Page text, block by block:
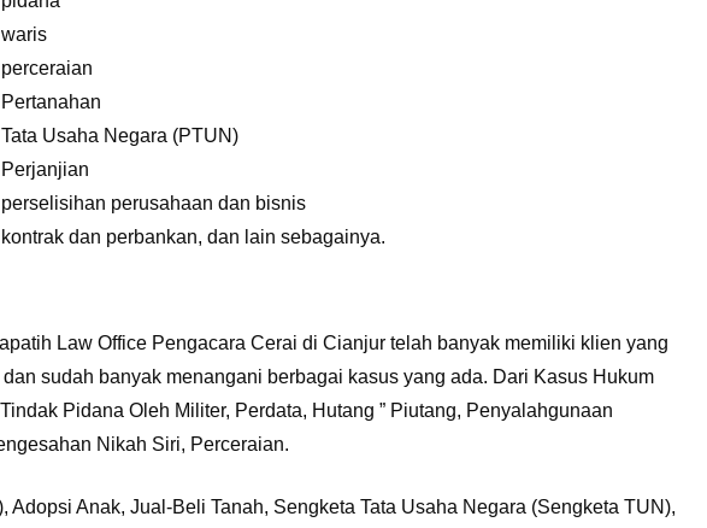
Usaha Negara (PTUN)
perusahaan dan bisnis
dan perbankan, dan lain sebagainya.
Law Office Pengacara Cerai di Cianjur telah banyak memiliki klien yang
sudah banyak menangani berbagai kasus yang ada. Dari Kasus Hukum
Pidana Oleh Militer, Perdata, Hutang ” Piutang, Penyalahgunaan
Nikah Siri, Perceraian.
Adopsi Anak, Jual-Beli Tanah, Sengketa Tata Usaha Negara (Sengketa TUN),